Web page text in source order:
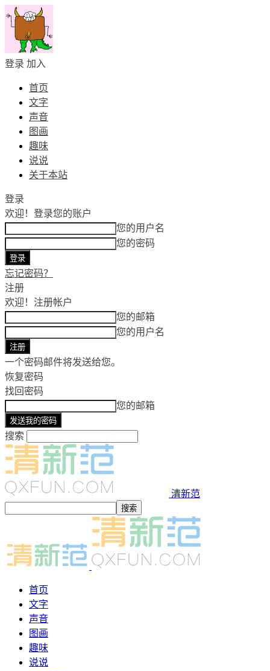
登录 加入
首页
文字
声音
图画
趣味
说说
关于本站
登录
欢迎！ 登录您的账户
您的用户名
您的密码
忘记密码？
注册
欢迎！ 注册帐户
您的邮箱
您的用户名
一个密码邮件将发送给您。
恢复密码
找回密码
您的邮箱
搜索
清新范
首页
文字
声音
图画
趣味
说说